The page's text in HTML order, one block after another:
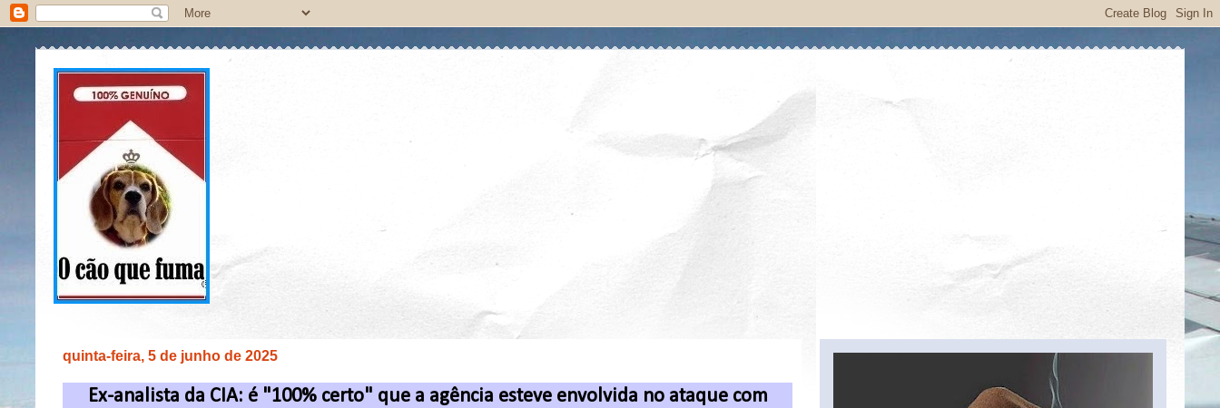
quinta-feira, 5 de junho de 2025
Ex-analista da CIA: é "100% certo" que a agência esteve envolvida no ataque com